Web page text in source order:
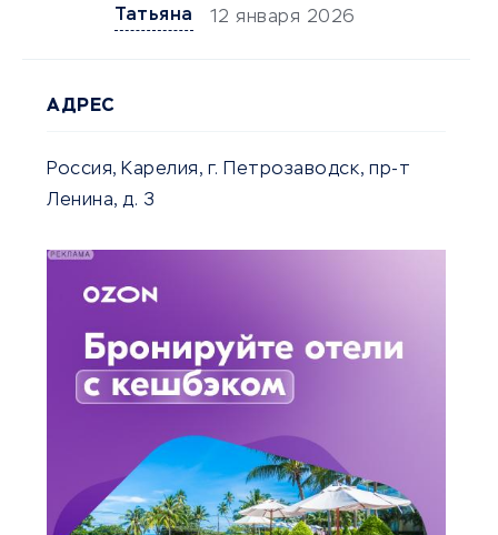
Татьяна 12 января 2026
АДРЕС
Россия, Карелия, г. Петрозаводск, пр-т
Ленина, д. 3